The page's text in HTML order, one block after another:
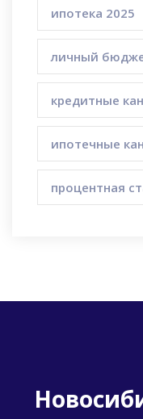
ипотека 2025
личный
кредитные
ипотечные
процентная